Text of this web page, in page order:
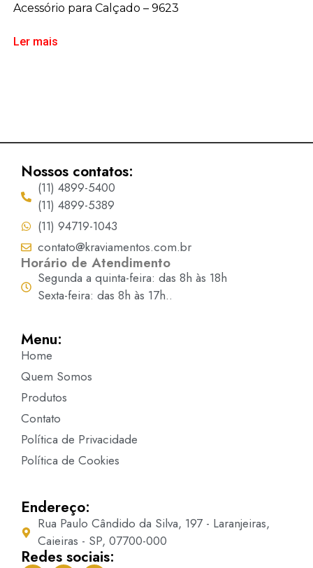
Acessório para Calçado – 9623
Ler mais
Nossos contatos:
(11) 4899-5400
(11) 4899-5389
(11) 94719-1043
contato@kraviamentos.com.br
Horário de Atendimento
Segunda a quinta-feira: das 8h às 18h
Sexta-feira: das 8h às 17h..
Menu:
Home
Quem Somos
Produtos
Contato
Política de Privacidade
Política de Cookies
Endereço:
Rua Paulo Cândido da Silva, 197 - Laranjeiras,
Caieiras - SP, 07700-000
Redes sociais: